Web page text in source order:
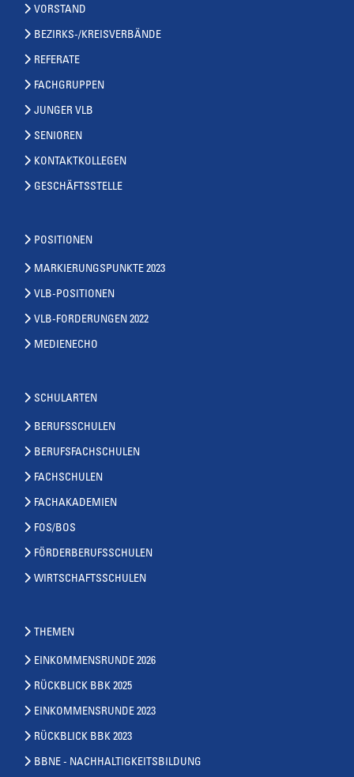
VORSTAND
BEZIRKS-/KREISVERBÄNDE
REFERATE
FACHGRUPPEN
JUNGER VLB
SENIOREN
KONTAKTKOLLEGEN
GESCHÄFTSSTELLE
POSITIONEN
MARKIERUNGSPUNKTE 2023
VLB-POSITIONEN
VLB-FORDERUNGEN 2022
MEDIENECHO
SCHULARTEN
BERUFSSCHULEN
BERUFSFACHSCHULEN
FACHSCHULEN
FACHAKADEMIEN
FOS/BOS
FÖRDERBERUFSSCHULEN
WIRTSCHAFTSSCHULEN
THEMEN
EINKOMMENSRUNDE 2026
RÜCKBLICK BBK 2025
EINKOMMENSRUNDE 2023
RÜCKBLICK BBK 2023
BBNE - NACHHALTIGKEITSBILDUNG